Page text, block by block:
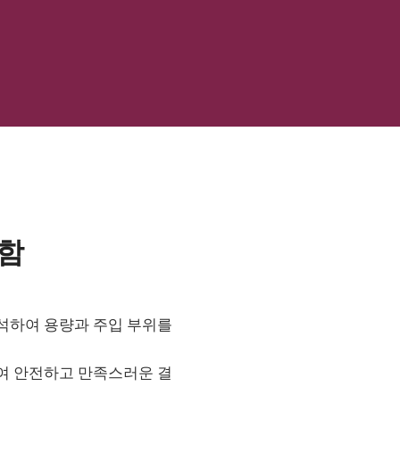
하여 용량과 주입 부위를
안전하고 만족스러운 결